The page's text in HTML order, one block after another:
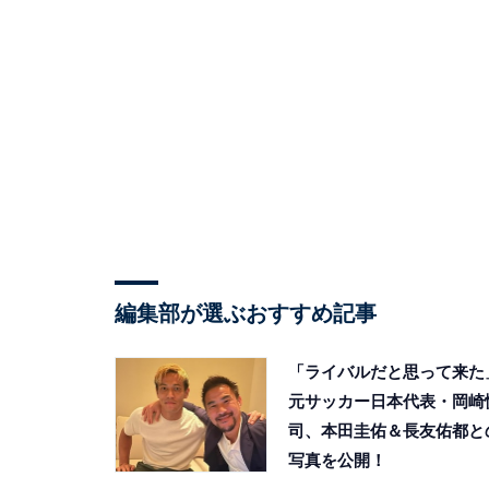
編集部が選ぶおすすめ記事
「ライバルだと思って来た
元サッカー日本代表・岡崎
司、本田圭佑＆長友佑都と
写真を公開！